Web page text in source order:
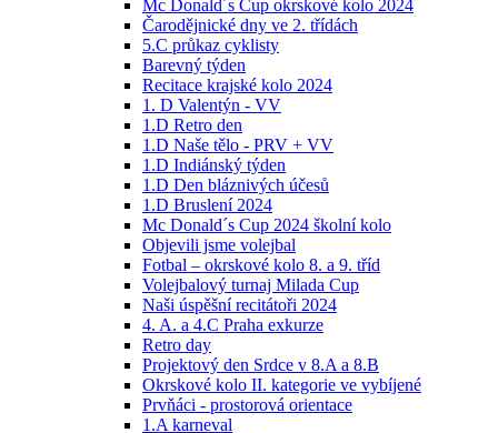
Mc Donald´s Cup okrskové kolo 2024
Čarodějnické dny ve 2. třídách
5.C průkaz cyklisty
Barevný týden
Recitace krajské kolo 2024
1. D Valentýn - VV
1.D Retro den
1.D Naše tělo - PRV + VV
1.D Indiánský týden
1.D Den bláznivých účesů
1.D Bruslení 2024
Mc Donald´s Cup 2024 školní kolo
Objevili jsme volejbal
Fotbal – okrskové kolo 8. a 9. tříd
Volejbalový turnaj Milada Cup
Naši úspěšní recitátoři 2024
4. A. a 4.C Praha exkurze
Retro day
Projektový den Srdce v 8.A a 8.B
Okrskové kolo II. kategorie ve vybíjené
Prvňáci - prostorová orientace
1.A karneval